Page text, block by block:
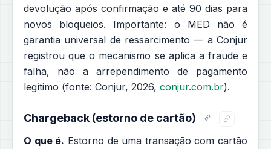
devolução após confirmação e até 90 dias para
novos bloqueios. Importante: o MED não é
garantia universal de ressarcimento — a Conjur
registrou que o mecanismo se aplica a fraude e
falha, não a arrependimento de pagamento
legítimo (fonte: Conjur, 2026, conjur.com.br).
Chargeback (estorno de cartão)
O que é. Estorno de uma transação com cartão